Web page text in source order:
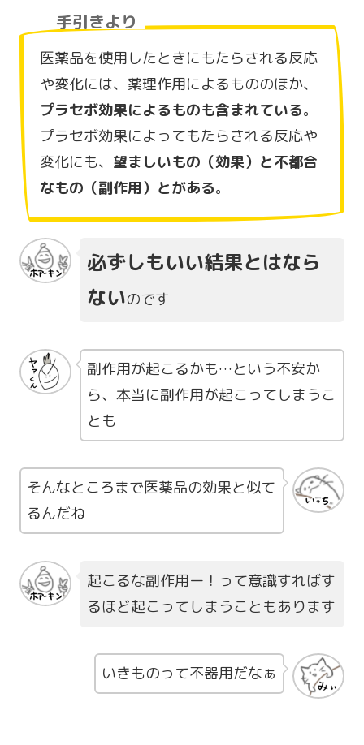
手引きより
医薬品を使用したときにもたらされる反応
や変化には、薬理作用によるもののほか、
プラセボ効果によるものも含まれている。
プラセボ効果によってもたらされる反応や
変化にも、 望ましいもの（効果）と不都合
なもの（副作用）とがある。
必ずしもいい結果とはなら
ないのです
副作用が起こるかも…という不安か
ら、本当に副作用が起こってしまうこ
とも
そんなところまで医薬品の効果と似て
るんだね
起こるな副作用ー！って意識すればす
るほど起こってしまうこともあります
いきものって不器用だなぁ